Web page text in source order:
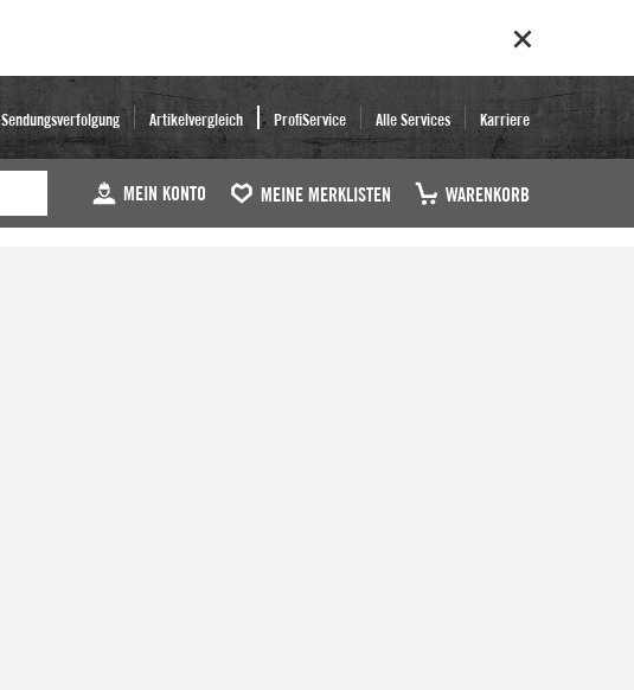
Sendungsverfolgung Artikelvergleich ProfiService Alle Services Karriere
MEIN KONTO MEINE MERKLISTEN WARENKORB